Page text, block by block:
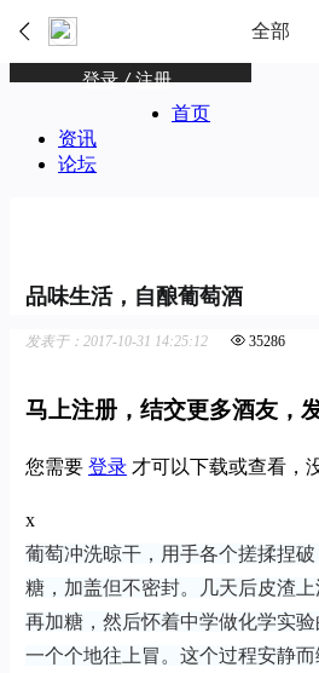
登录 / 注册
首页
资讯
论坛
全部
品味生活，自酿葡萄酒
发表于：2017-10-31 14:25:12 35286
马上注册，结交更多酒友，
您需要 登录才可以下载或查看，
x
葡萄冲洗晾干，用手各个搓揉捏
糖，加盖但不密封。几天后皮渣上
再加糖，然后怀着中学做化学实
一个个地往上冒。这个过程安静